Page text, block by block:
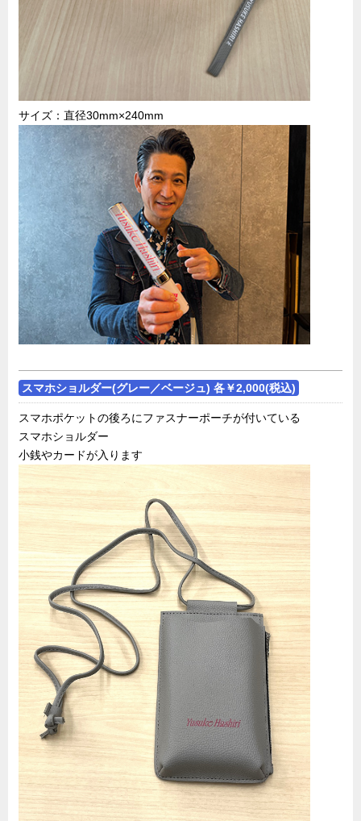
サイズ：直径30mm×240mm
スマホショルダー(グレー／ベージュ) 各￥2,000(税込)
スマホポケットの後ろにファスナーポーチが付いている
スマホショルダー
小銭やカードが入ります